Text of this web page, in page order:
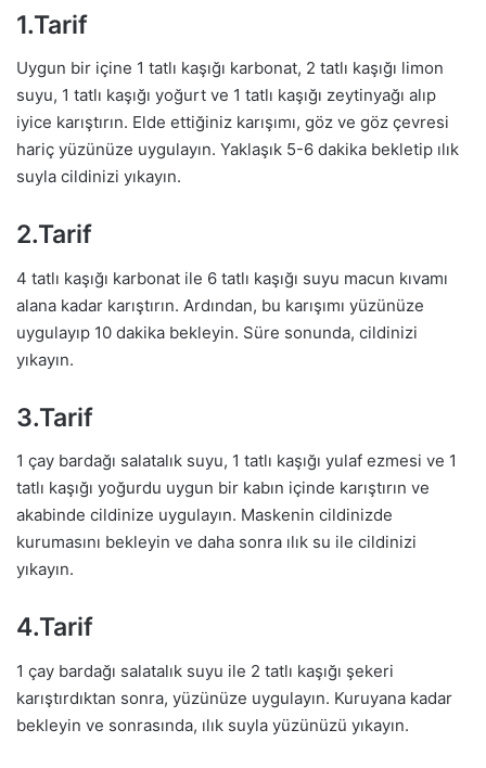
1.Tarif
Uygun bir içine 1 tatlı kaşığı karbonat, 2 tatlı kaşığı limon
suyu, 1 tatlı kaşığı yoğurt ve 1 tatlı kaşığı zeytinyağı alıp
iyice karıştırın. Elde ettiğiniz karışımı, göz ve göz çevresi
hariç yüzünüze uygulayın. Yaklaşık 5-6 dakika bekletip ılık
suyla cildinizi yıkayın.
2.Tarif
4 tatlı kaşığı karbonat ile 6 tatlı kaşığı suyu macun kıvamı
alana kadar karıştırın. Ardından, bu karışımı yüzünüze
uygulayıp 10 dakika bekleyin. Süre sonunda, cildinizi
yıkayın.
3.Tarif
1 çay bardağı salatalık suyu, 1 tatlı kaşığı yulaf ezmesi ve 1
tatlı kaşığı yoğurdu uygun bir kabın içinde karıştırın ve
akabinde cildinize uygulayın. Maskenin cildinizde
kurumasını bekleyin ve daha sonra ılık su ile cildinizi
yıkayın.
4.Tarif
1 çay bardağı salatalık suyu ile 2 tatlı kaşığı şekeri
karıştırdıktan sonra, yüzünüze uygulayın. Kuruyana kadar
bekleyin ve sonrasında, ılık suyla yüzünüzü yıkayın.